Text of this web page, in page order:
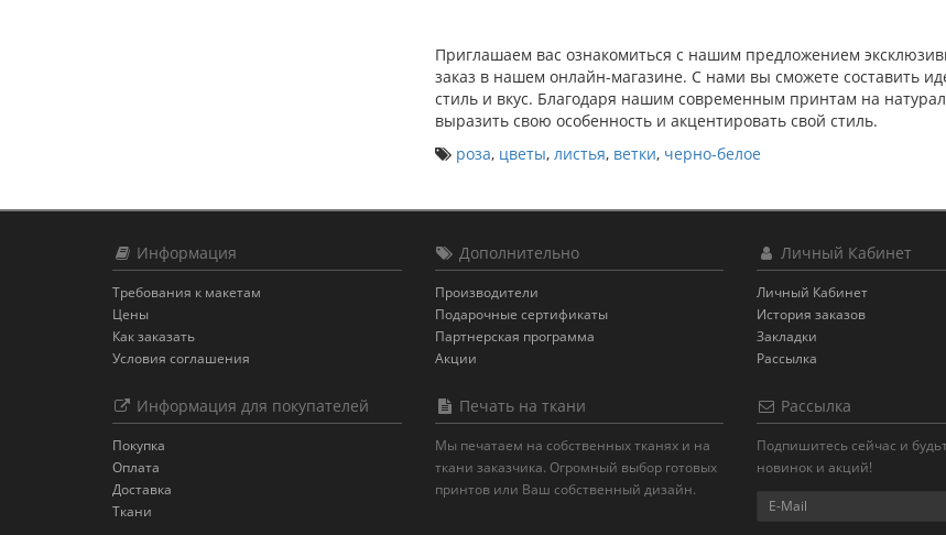
Приглашаем вас ознакомиться с нашим предложением
заказ в нашем онлайн-магазине. С нами вы сможете составить
стиль и вкус. Благодаря нашим современным принтам на
выразить свою особенность и акцентировать свой стиль.
роза, цветы, листья, ветки, черно-белое
Информация
Требования к макетам
Цены
Как заказать
Условия соглашения
Дополнительно
Производители
Подарочные сертификаты
Партнерская программа
Акции
Личный Кабинет
Личный Кабинет
История заказов
Закладки
Рассылка
Информация для покупателей
Покупка
Оплата
Доставка
Ткани
Печать на ткани
Мы печатаем на собственных тканях и на
ткани заказчика. Огромный выбор готовых
принтов или Ваш собственный дизайн.
Рассылка
Подпишитесь сейчас и
новинок и акций!